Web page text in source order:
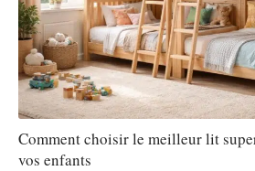
Comment choisir le meilleur lit
vos enfants